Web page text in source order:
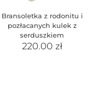
Bransoletka z rodonitu i
pozłacanych kulek z
serduszkiem
220.00 zł